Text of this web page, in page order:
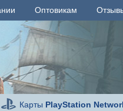
Оптовикам
Карты PlayStation